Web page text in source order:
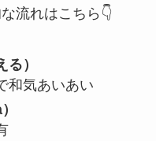
流れはこちら👇
）
和気あいあい